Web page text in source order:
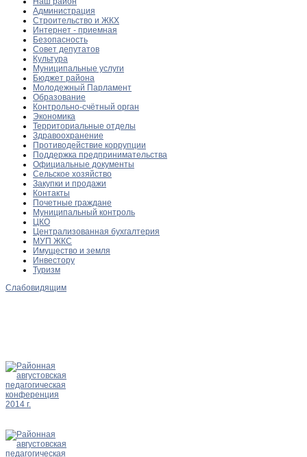
Администрация
Строительство и ЖКХ
Интернет - приемная
Безопасность
Совет депутатов
Культура
Муниципальные услуги
Бюджет района
Молодежный Парламент
Образование
Контрольно-счётный орган
Экономика
Территориальные отделы
Здравоохранение
Противодействие коррупции
Поддержка предпринимательства
Официальные документы
Сельское хозяйство
Закупки и продажи
Контакты
Почетные граждане
Муниципальный контроль
ЦКО
Централизованная бухгалтерия
МУП ЖКС
Имущество и земля
Инвестору
Туризм
Слабовидящим